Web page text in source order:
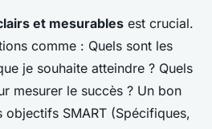
et mesurables est crucial.
comme : Quels sont les
je souhaite atteindre ? Quels
mesurer le succès ? Un bon
objectifs SMART (Spécifiques,